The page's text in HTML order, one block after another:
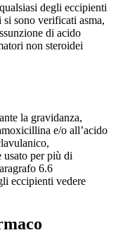
degli eccipienti
sono verificati asma,
di acido
non steroidei
la gravidanza,
e/o all’acido
usato per più di
6.6
eccipienti vedere